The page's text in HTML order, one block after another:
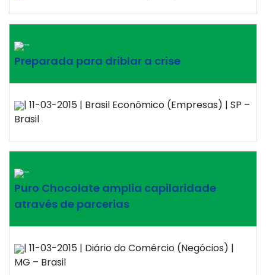
–
Preparada para driblar a crise
| 11-03-2015 | Brasil Econômico (Empresas) | SP –
Brasil
–
Puro Chocolate amplia capilaridade
através de parcerias
| 11-03-2015 | Diário do Comércio (Negócios) |
MG – Brasil